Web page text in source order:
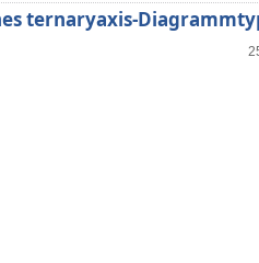
ternaryaxis-